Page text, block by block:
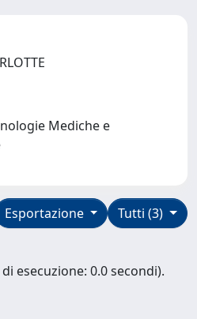
Mediche e
Tutti (3)
Esportazione
esecuzione: 0.0 secondi).